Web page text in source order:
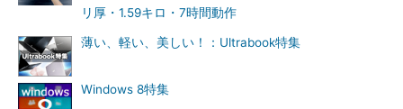
リ厚・1.59キロ・7時間動作
薄い、軽い、美しい！：Ultrabook特集
Windows 8特集